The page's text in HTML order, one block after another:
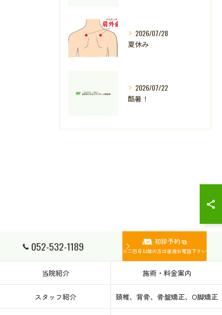
2026/07/28
夏休み
2026/07/22
酷暑！
052-532-1189 初診予約
※二回目以降の方は直接お電話下さい
当院紹介 施術・料金案内
スタッフ紹介 頚椎、背骨、骨盤矯正、O脚矯正